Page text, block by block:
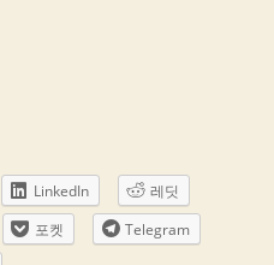
LinkedIn
레딧
포켓
Telegram